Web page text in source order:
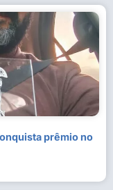
prêmio no